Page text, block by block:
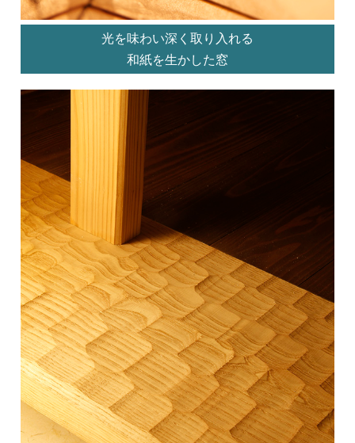
光を味わい深く取り入れる
和紙を生かした窓